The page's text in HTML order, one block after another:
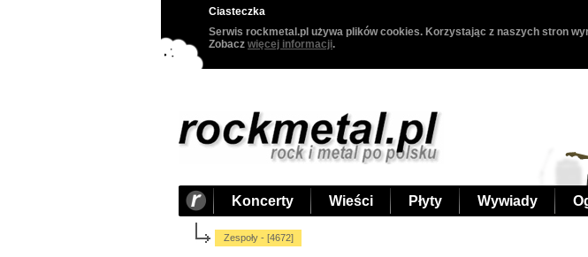
Ciasteczka
Serwis rockmetal.pl używa plików cookies. Korzystając z naszych stron
Zobacz więcej informacji.
Koncerty Wieści Płyty Wywiady
Zespoły - [4672]